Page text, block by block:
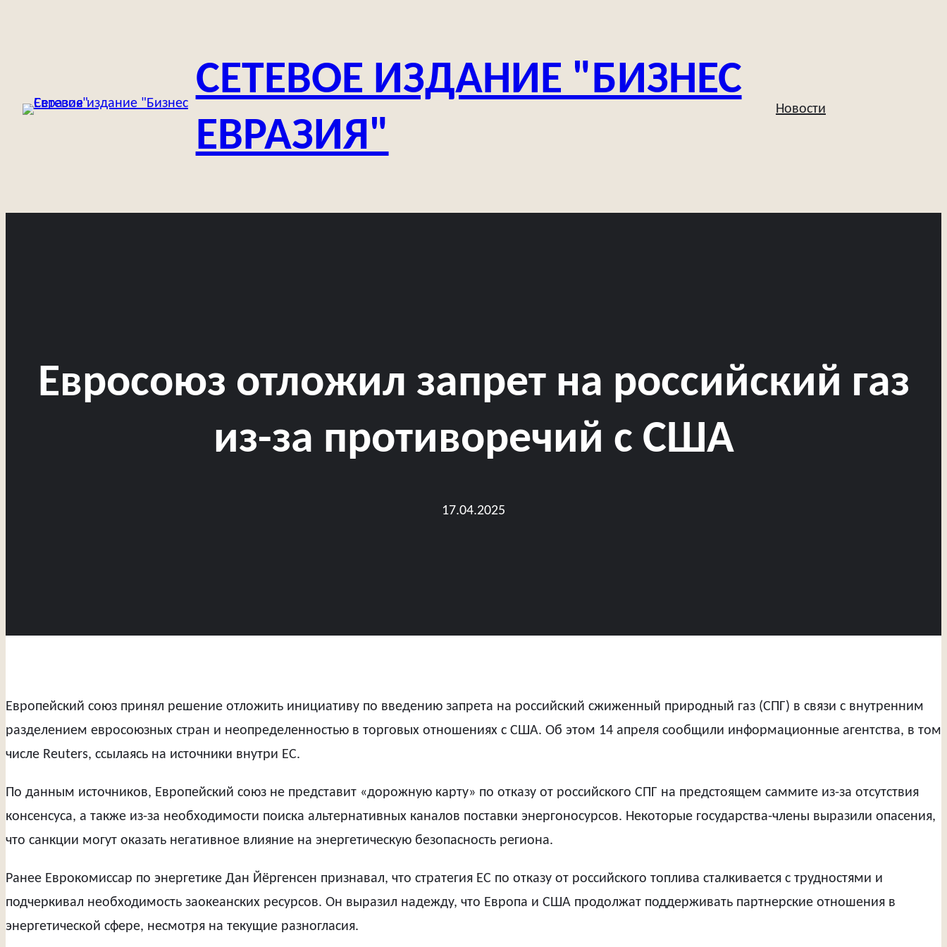
СЕТЕВОЕ ИЗДАНИЕ "БИЗНЕС
ЕВРАЗИЯ"
Новости
Евросоюз отложил запрет на российский газ
из-за противоречий с США
17.04.2025
Европейский союз принял решение отложить инициативу по введению запрета на российский сжиженный природный газ (СПГ) в связи с внутренним
разделением евросоюзных стран и неопределенностью в торговых отношениях с США. Об этом 14 апреля сообщили информационные агентства, в том
числе Reuters, ссылаясь на источники внутри ЕС.
По данным источников, Европейский союз не представит «дорожную карту» по отказу от российского СПГ на предстоящем саммите из-за отсутствия
консенсуса, а также из-за необходимости поиска альтернативных каналов поставки энергоносурсов. Некоторые государства-члены выразили опасения,
что санкции могут оказать негативное влияние на энергетическую безопасность региона.
Ранее Еврокомиссар по энергетике Дан Йёргенсен признавал, что стратегия ЕС по отказу от российского топлива сталкивается с трудностями и
подчеркивал необходимость заокеанских ресурсов. Он выразил надежду, что Европа и США продолжат поддерживать партнерские отношения в
энергетической сфере, несмотря на текущие разногласия.